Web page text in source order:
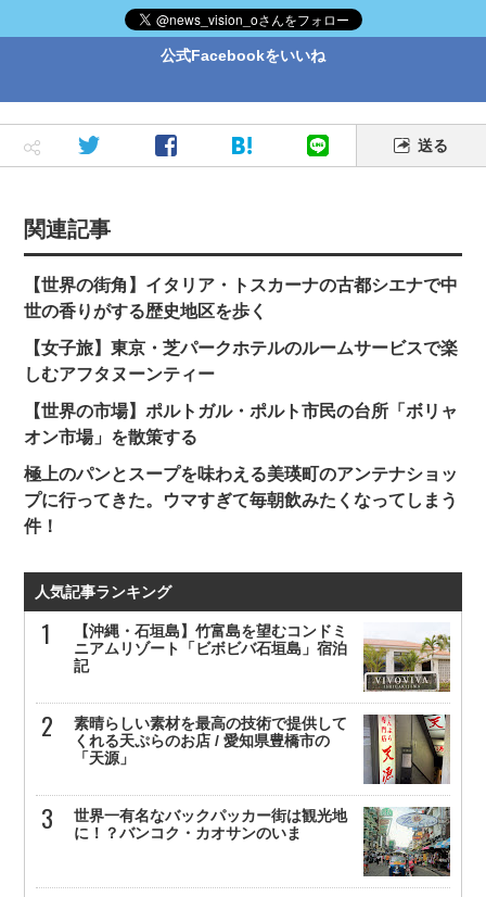
公式Facebookをいいね
送る
関連記事
【世界の街角】イタリア・トスカーナの古都シエナで中
世の香りがする歴史地区を歩く
【女子旅】東京・芝パークホテルのルームサービスで楽
しむアフタヌーンティー
【世界の市場】ポルトガル・ポルト市民の台所「ボリャ
オン市場」を散策する
極上のパンとスープを味わえる美瑛町のアンテナショッ
プに行ってきた。ウマすぎて毎朝飲みたくなってしまう
件！
人気記事ランキング
【沖縄・石垣島】竹富島を望むコンドミ
ニアムリゾート「ビボビバ石垣島」宿泊
記
素晴らしい素材を最高の技術で提供して
くれる天ぷらのお店 / 愛知県豊橋市の
「天源」
世界一有名なバックパッカー街は観光地
に！？バンコク・カオサンのいま